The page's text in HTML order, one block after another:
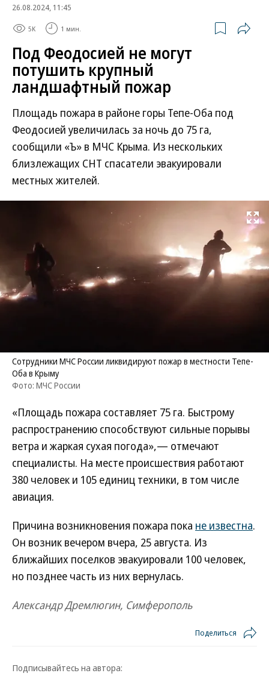
26.08.2024, 11:45
5K 1 мин.
Под Феодосией не могут
потушить крупный
ландшафтный пожар
Площадь пожара в районе горы Тепе-Оба под
Феодосией увеличилась за ночь до 75 га,
сообщили «Ъ» в МЧС Крыма. Из нескольких
близлежащих СНТ спасатели эвакуировали
местных жителей.
Развернуть
Сотрудники МЧС России ликвидируют пожар в местности Тепе-
Оба в Крыму
Фото: МЧС России
«Площадь пожара составляет 75 га. Быстрому
распространению способствуют сильные порывы
ветра и жаркая сухая погода»,— отмечают
специалисты. На месте происшествия работают
380 человек и 105 единиц техники, в том числе
авиация.
Причина возникновения пожара пока не известна.
Он возник вечером вчера, 25 августа. Из
ближайших поселков эвакуировали 100 человек,
но позднее часть из них вернулась.
Александр Дремлюгин, Симферополь
Поделиться
Подписывайтесь на автора: